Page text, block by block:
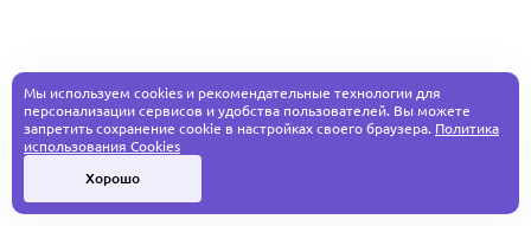
Мы используем cookies и рекомендательные технологии для
персонализации сервисов и удобства пользователей. Вы можете
запретить сохранение cookie в настройках своего браузера. Политика
использования Cookies
Хорошо